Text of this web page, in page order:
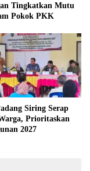
Tingkatkan Mutu
Pokok PKK
Siring Serap
Prioritaskan
2027